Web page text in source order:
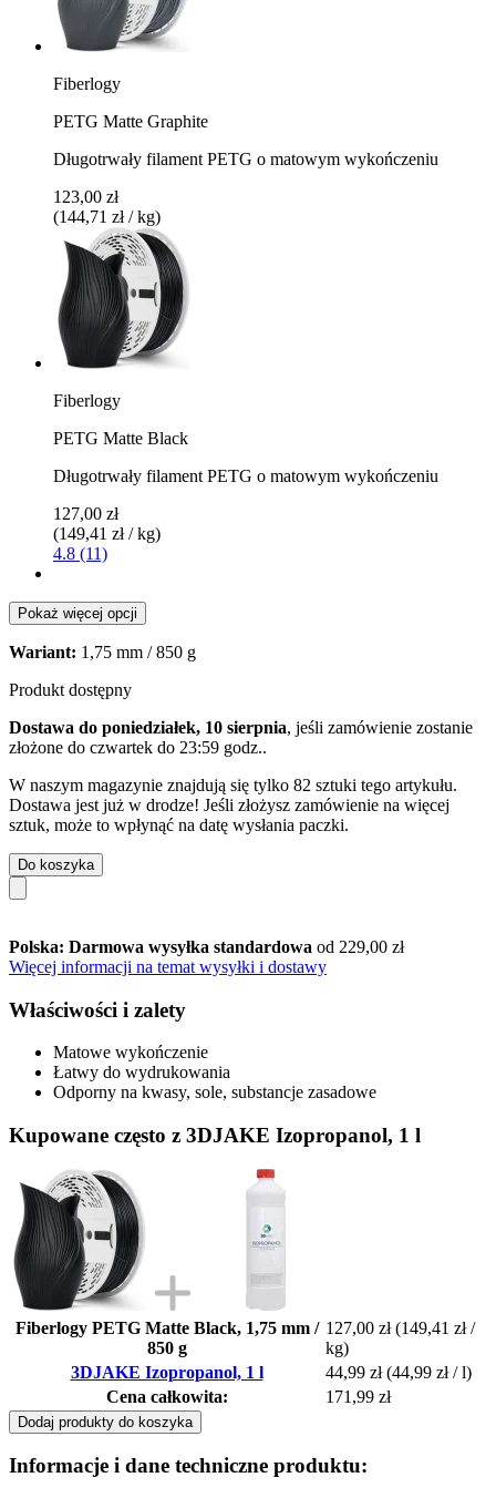
Fiberlogy
PETG Matte Graphite
Długotrwały filament PETG o matowym wykończeniu
123,00 zł
(144,71 zł / kg)
Fiberlogy
PETG Matte Black
Długotrwały filament PETG o matowym wykończeniu
127,00 zł
(149,41 zł / kg)
4.8 (11)
Pokaż więcej opcji
Wariant: 1,75 mm / 850 g
Produkt dostępny
Dostawa do poniedziałek, 10 sierpnia, jeśli zamówienie zostanie
złożone do czwartek do 23:59 godz..
W naszym magazynie znajdują się tylko 82 sztuki tego artykułu.
Dostawa jest już w drodze! Jeśli złożysz zamówienie na więcej
sztuk, może to wpłynąć na datę wysłania paczki.
Do koszyka
Polska: Darmowa wysyłka standardowa od 229,00 zł
Więcej informacji na temat wysyłki i dostawy
Właściwości i zalety
Matowe wykończenie
Łatwy do wydrukowania
Odporny na kwasy, sole, substancje zasadowe
Kupowane często z 3DJAKE Izopropanol, 1 l
Fiberlogy PETG Matte Black, 1,75 mm /
850 g
127,00 zł (149,41 zł /
kg)
3DJAKE Izopropanol, 1 l
44,99 zł (44,99 zł / l)
Cena całkowita:
171,99 zł
Dodaj produkty do koszyka
Informacje i dane techniczne produktu: